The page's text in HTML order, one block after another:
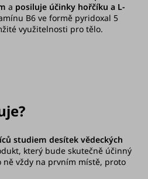
a posiluje účinky hořčíku a L-
B6 ve formě pyridoxal 5
využitelnosti pro tělo.
studiem desítek vědeckých
který bude skutečně účinný
ně vždy na prvním místě, proto